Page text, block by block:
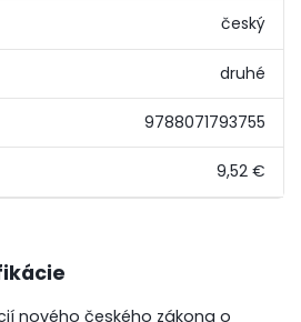
český
druhé
9788071793755
9,52 €
nového českého zákona o